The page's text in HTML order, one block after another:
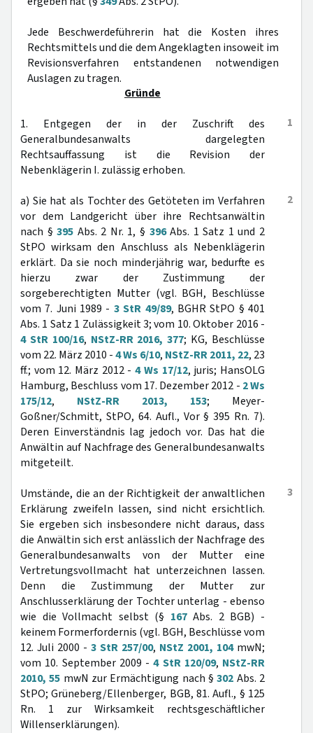
Jede Beschwerdeführerin hat die Kosten ihres
Rechtsmittels und die dem Angeklagten insoweit im
Revisionsverfahren entstandenen notwendigen
Auslagen zu tragen.
Gründe
1
1. Entgegen der in der Zuschrift des
Generalbundesanwalts dargelegten
Rechtsauffassung ist die Revision der
Nebenklägerin I. zulässig erhoben.
2
a) Sie hat als Tochter des Getöteten im Verfahren
vor dem Landgericht über ihre Rechtsanwältin
nach §395 Abs. 2 Nr. 1, § 396Abs. 1 Satz 1 und 2
StPO wirksam den Anschluss als Nebenklägerin
erklärt. Da sie noch minderjährig war, bedurfte es
hierzu zwar der Zustimmung der
sorgeberechtigten Mutter (vgl. BGH, Beschlüsse
vom 7. Juni 1989 - 3 StR 49/89, BGHR StPO § 401
Abs. 1 Satz 1 Zulässigkeit 3; vom 10. Oktober 2016 -
4 StR 100/16, NStZ-RR 2016, 377; KG, Beschlüsse
vom 22. März 2010 -4 Ws 6/10, NStZ-RR 2011, 22, 23
ff.; vom 12. März 2012 -4 Ws 17/12, juris; HansOLG
Hamburg, Beschluss vom 17. Dezember 2012 - 2 Ws
175/12, NStZ-RR 2013, 153; Meyer-
Goßner/Schmitt, StPO, 64. Aufl., Vor § 395 Rn. 7).
Deren Einverständnis lag jedoch vor. Das hat die
Anwältin auf Nachfrage des Generalbundesanwalts
mitgeteilt.
3
Umstände, die an der Richtigkeit der anwaltlichen
Erklärung zweifeln lassen, sind nicht ersichtlich.
Sie ergeben sich insbesondere nicht daraus, dass
die Anwältin sich erst anlässlich der Nachfrage des
Generalbundesanwalts von der Mutter eine
Vertretungsvollmacht hat unterzeichnen lassen.
Denn die Zustimmung der Mutter zur
Anschlusserklärung der Tochter unterlag - ebenso
wie die Vollmacht selbst (§ 167Abs. 2 BGB) -
keinem Formerfordernis (vgl. BGH, Beschlüsse vom
12. Juli 2000 - 3 StR 257/00, NStZ 2001, 104mwN;
vom 10. September 2009 -4 StR 120/09, NStZ-RR
2010, 55 mwN zur Ermächtigung nach §302 Abs. 2
StPO; Grüneberg/Ellenberger, BGB, 81. Aufl., § 125
Rn. 1 zur Wirksamkeit rechtsgeschäftlicher
Willenserklärungen).